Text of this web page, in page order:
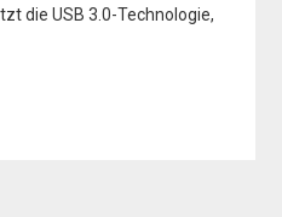
die USB 3.0-Technologie,